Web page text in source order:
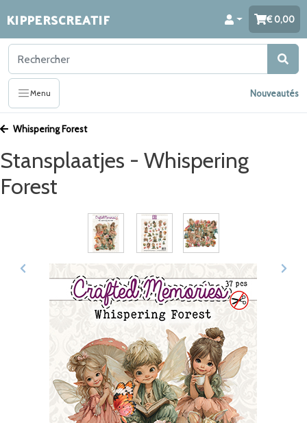
KIPPERSCREATIF 0,00
Menu Nouveautés
Whispering Forest
Stansplaatjes - Whispering
Forest